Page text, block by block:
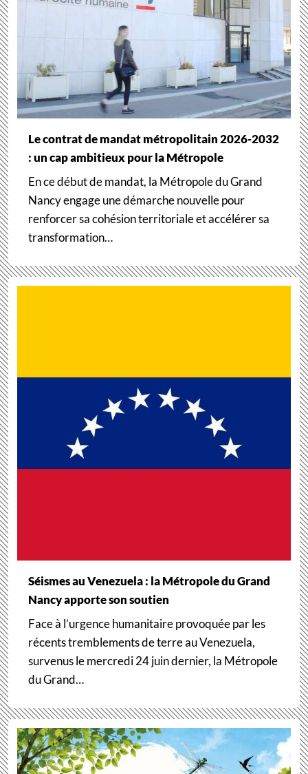
Le contrat de mandat métropolitain 2026-2032
: un cap ambitieux pour la Métropole
En ce début de mandat, la Métropole du Grand
Nancy engage une démarche nouvelle pour
renforcer sa cohésion territoriale et accélérer sa
transformation…
Séismes au Venezuela : la Métropole du Grand
Nancy apporte son soutien
Face à l’urgence humanitaire provoquée par les
récents tremblements de terre au Venezuela,
survenus le mercredi 24 juin dernier, la Métropole
du Grand…